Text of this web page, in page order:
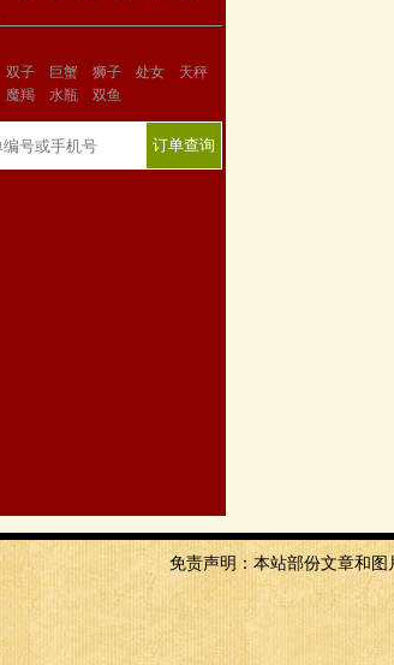
双子 巨蟹 狮子 处女
天秤
魔羯 水瓶 双鱼
免责声明：本站部份文章和图